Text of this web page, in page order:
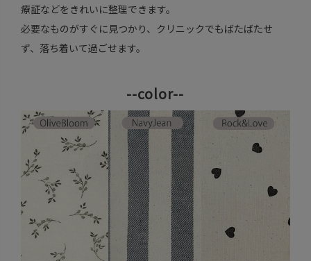
療証などをきれいに整理できます。
必要なものがすぐに見つかり、クリニックでもばたばたせ
ず、落ち着いて過ごせます。
--color--